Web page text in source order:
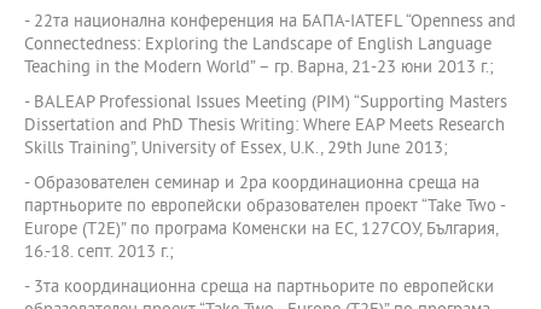
- 22та национална конференция на БАПА-IATEFL “Openness and
Connectedness: Exploring the Landscape of English Language
Teaching in the Modern World” – гр. Варна, 21-23 юни 2013 г.;
- BALEAP Professional Issues Meeting (PIM) “Supporting Masters
Dissertation and PhD Thesis Writing: Where EAP Meets Research
Skills Training”, University of Essex, U.K., 29th June 2013;
- Образователен семинар и 2ра координационна среща на
партньорите по европейски образователен проект “Take Two -
Europe (T2E)” по програма Коменски на ЕС, 127СОУ, България,
16.-18. септ. 2013 г.;
- 3та координационна среща на партньорите по европейски